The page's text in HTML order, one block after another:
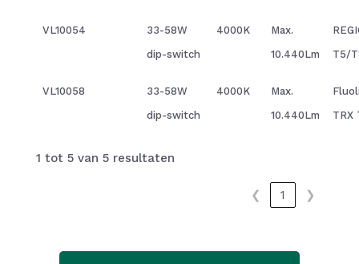
VL10054
33-58W
dip-switch
4000K
Max.
10.440Lm
T5/
VL10058
33-58W
dip-switch
4000K
Max.
10.440Lm
TRX
1 tot 5 van 5 resultaten
❮ 1 ❯